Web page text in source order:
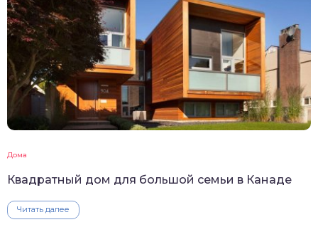
Дома
Квадратный дом для большой семьи в Канаде
Читать далее